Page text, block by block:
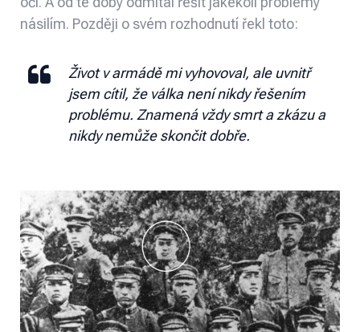
násilím. Později o svém rozhodnutí řekl toto:
Život v armádě mi vyhovoval, ale uvnitř
jsem cítil, že válka není nikdy řešením
problému. Znamená vždy smrt a zkázu a
nikdy nemůže skončit dobře.